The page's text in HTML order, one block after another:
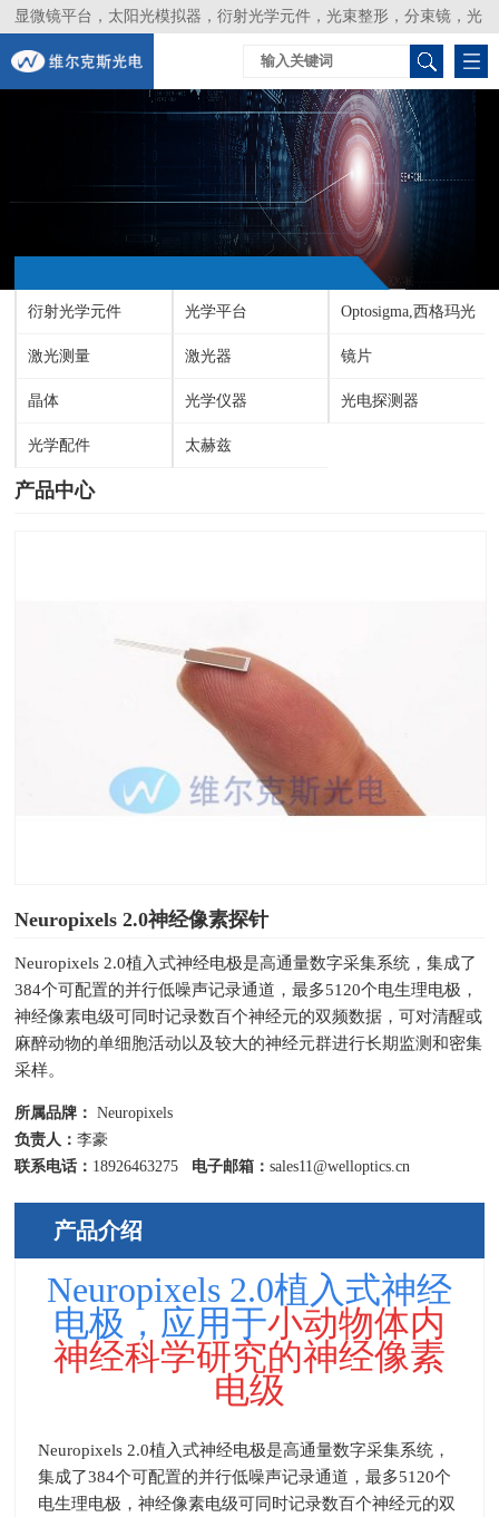
显微镜平台，太阳光模拟器，衍射光学元件，光束整形，分束镜，光
谱仪，生物激光器，光束分析仪，Layertec
衍射光学元件 光学平台 Optosigma,西格玛光
机
激光测量 激光器 镜片
晶体 光学仪器 光电探测器
光学配件 太赫兹
产品中心
Neuropixels 2.0神经像素探针
Neuropixels 2.0植入式神经电极是高通量数字采集系统，集成了
384个可配置的并行低噪声记录通道，最多5120个电生理电极，
神经像素电级可同时记录数百个神经元的双频数据，可对清醒或
麻醉动物的单细胞活动以及较大的神经元群进行长期监测和密集
采样。
所属品牌： Neuropixels
负责人：李豪
联系电话： 18926463275 电子邮箱：sales11@welloptics.cn
产品介绍
Neuropixels 2.0植入式神经
电极，应用于小动物体内
神经科学研究的神经像素
电级
Neuropixels 2.0植入式神经电极是高通量数字采集系统，
集成了384个可配置的并行低噪声记录通道，最多5120个
电生理电极，神经像素电级可同时记录数百个神经元的双